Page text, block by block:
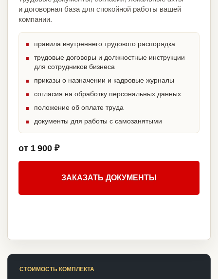
и договорная база для спокойной работы вашей
компании.
правила внутреннего трудового распорядка
трудовые договоры и должностные инструкции
для сотрудников бизнеса
приказы о назначении и кадровые журналы
согласия на обработку персональных данных
положение об оплате труда
документы для работы с самозанятыми
от 1 900 ₽
ЗАКАЗАТЬ ДОКУМЕНТЫ
СТОИМОСТЬ КОМПЛЕКТА